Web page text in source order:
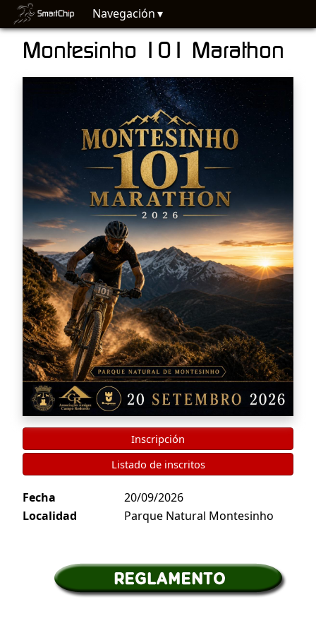
Navegación
Montesinho 101 Marathon
Inscripción
Listado de inscritos
Fecha
20/09/2026
Localidad
Parque Natural Montesinho